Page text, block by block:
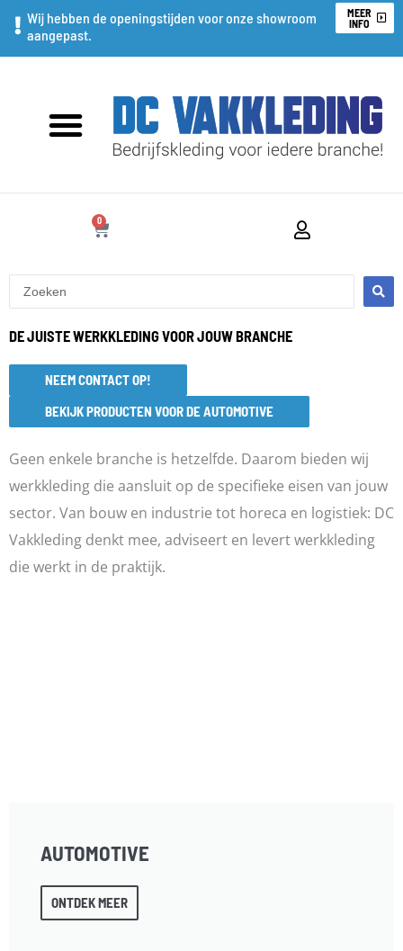
Ga
naar
Wij hebben de openingstijden voor onze showroom
aangepast.
MEER
INFO
0
WINKELWAGEN
Search
...
DE JUISTE WERKKLEDING VOOR JOUW BRANCHE
NEEM CONTACT OP!
BEKIJK PRODUCTEN VOOR DE AUTOMOTIVE
Geen enkele branche is hetzelfde. Daarom bieden wij
werkkleding die aansluit op de specifieke eisen van jouw
sector. Van bouw en industrie tot horeca en logistiek: DC
Vakkleding denkt mee, adviseert en levert werkkleding
die werkt in de praktijk.
AUTOMOTIVE
ONTDEK MEER